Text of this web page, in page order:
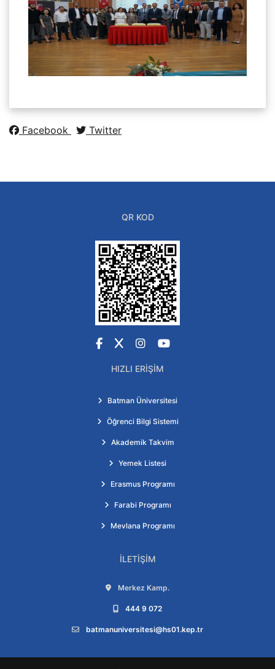
Facebook Twitter
QR KOD
Facebook
X Instagram
YouTube
HIZLI ERIŞIM
Batman Üniversitesi
Öğrenci Bilgi Sistemi
Akademik Takvim
Yemek Listesi
Erasmus Programı
Farabi Programı
Mevlana Programı
İLETIŞIM
Adres:
Merkez Kamp.
Telefon:
444 9 072
E-posta:
batmanuniversitesi@hs01.kep.tr